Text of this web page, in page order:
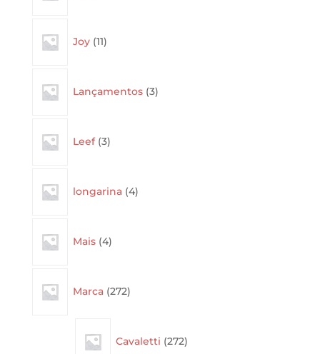
Joy 11products
Lançamentos 3products
Leef 3products
longarina 4products
Mais 4products
Marca 272products
Cavaletti 272products